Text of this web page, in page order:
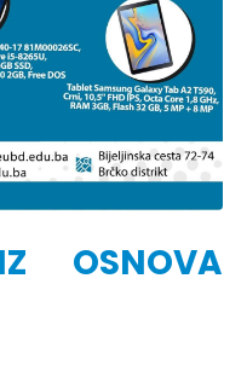
OSNOVA